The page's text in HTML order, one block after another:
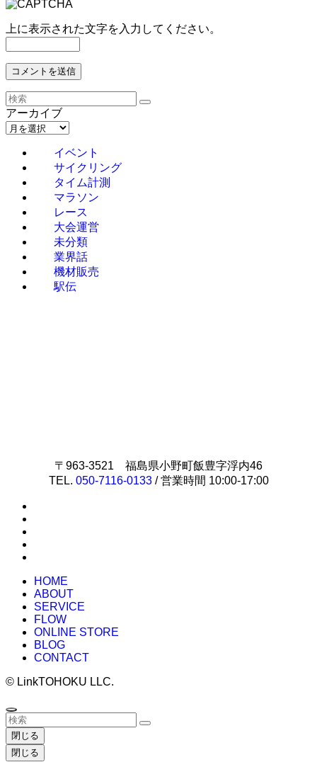
上に表示された文字を入力してください。
アーカイブ
イベント
サイクリング
タイム計測
マラソン
レース
大会運営
未分類
業界話
機材販売
駅伝
〒963-3521 福島県小野町飯豊字浮内46
TEL. 050-7116-0133/ 営業時間 10:00-17:00
HOME
ABOUT
SERVICE
FLOW
ONLINE STORE
BLOG
CONTACT
© LinkTOHOKU LLC.
閉じる
閉じる